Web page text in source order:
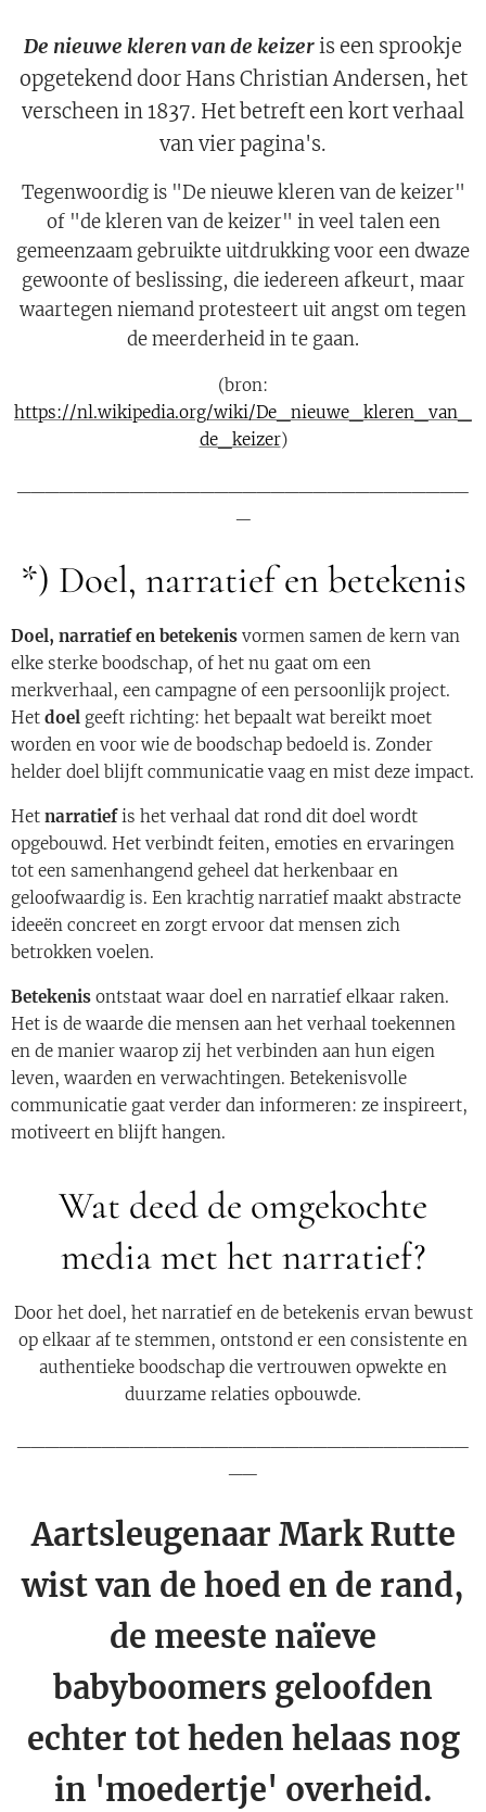
De nieuwe kleren van de keizeris een sprookje
opgetekend door Hans Christian Andersen, het
verscheen in 1837. Het betreft een kort verhaal
van vier pagina's.
Tegenwoordig is "De nieuwe kleren van de keizer"
of "de kleren van de keizer" in veel talen een
gemeenzaam gebruikte uitdrukking voor een dwaze
gewoonte of beslissing, die iedereen afkeurt, maar
waartegen niemand protesteert uit angst om tegen
de meerderheid in te gaan.
(bron:
https://nl.wikipedia.org/wiki/De_nieuwe_kleren_van_
de_keizer)
*) Doel, narratief en betekenis
Doel, narratief en betekenis vormen samen de kern van
elke sterke boodschap, of het nu gaat om een
merkverhaal, een campagne of een persoonlijk project.
Het doel geeft richting: het bepaalt wat bereikt moet
worden en voor wie de boodschap bedoeld is. Zonder
helder doel blijft communicatie vaag en mist deze impact.
Het narratiefis het verhaal dat rond dit doel wordt
opgebouwd. Het verbindt feiten, emoties en ervaringen
tot een samenhangend geheel dat herkenbaar en
geloofwaardig is. Een krachtig narratief maakt abstracte
ideeën concreet en zorgt ervoor dat mensen zich
betrokken voelen.
Betekenis ontstaat waar doel en narratief elkaar raken.
Het is de waarde die mensen aan het verhaal toekennen
en de manier waarop zij het verbinden aan hun eigen
leven, waarden en verwachtingen. Betekenisvolle
communicatie gaat verder dan informeren: ze inspireert,
motiveert en blijft hangen.
Wat deed de omgekochte
media met het narratief?
Door het doel, het narratief en de betekenis ervan bewust
op elkaar af te stemmen, ontstond er een consistente en
authentieke boodschap die vertrouwen opwekte en
duurzame relaties opbouwde.
Aartsleugenaar Mark Rutte
wist van de hoed en de rand,
de meeste naïeve
babyboomers geloofden
echter tot heden helaas nog
in 'moedertje' overheid.